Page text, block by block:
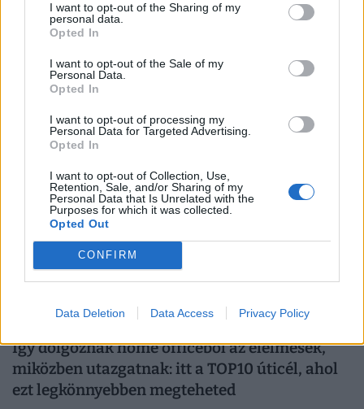
I want to opt-out of the Sharing of my
personal data.
Opted In
I want to opt-out of the Sale of my
Personal Data.
Opted In
I want to opt-out of processing my
Personal Data for Targeted Advertising.
Opted In
I want to opt-out of Collection, Use,
Retention, Sale, and/or Sharing of my
Personal Data that Is Unrelated with the
Purposes for which it was collected.
Opted Out
CONFIRM
Data Deletion Data Access Privacy Policy
Kiderült, ekkora fizetéssel már jómódúnak
számítasz Magyarországon: tágul az olló
gazdag és szegény között
Hiába emelkednek látványosan a magyar bérek, a
számok mögött továbbra is jelentős jövedelmi
különbségek húzódnak meg.
Így dolgoznak home officeból az élelmesek,
miközben utazgatnak: itt a TOP10 úticél, ahol
ezt legkönnyebben megteheted